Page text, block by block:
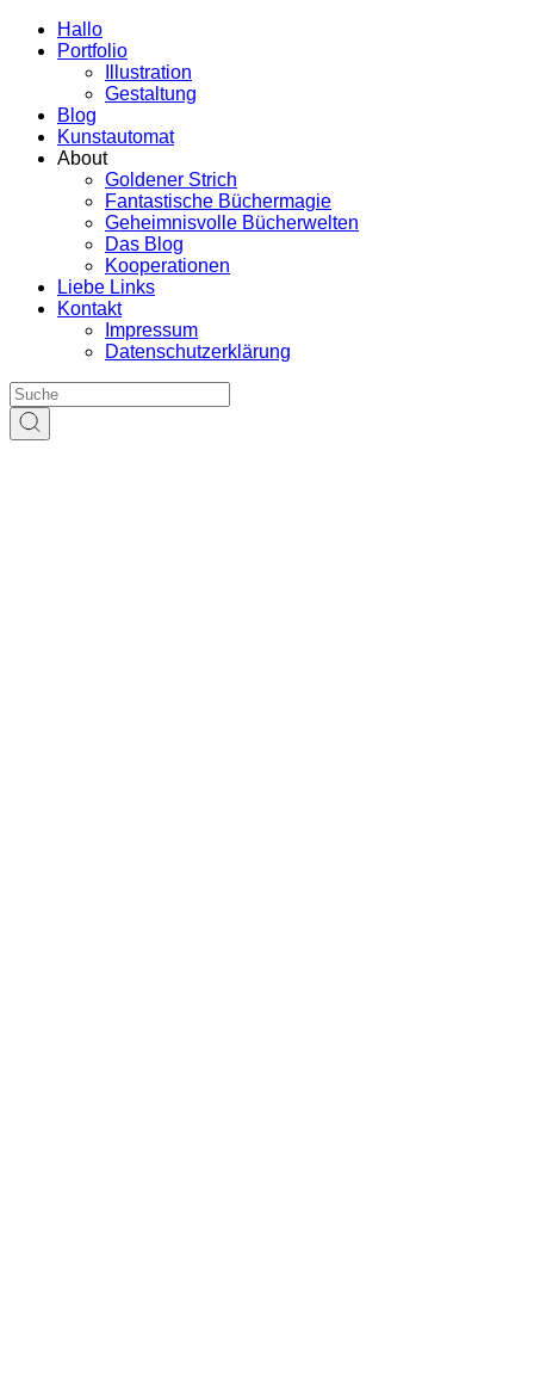
Hallo
Portfolio
Illustration
Gestaltung
Blog
Kunstautomat
About
Goldener Strich
Fantastische Büchermagie
Geheimnisvolle Bücherwelten
Das Blog
Kooperationen
Liebe Links
Kontakt
Impressum
Datenschutzerklärung